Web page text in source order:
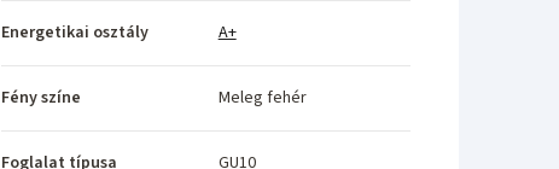
Energetikai osztály A+
Fény színe Meleg fehér
Foglalat típusa GU10